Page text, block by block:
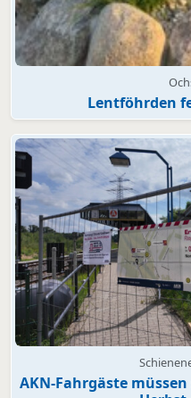
Lentföhrden
AKN-Fahrgäste